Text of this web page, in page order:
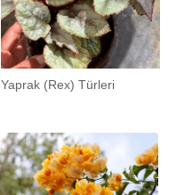
Yaprak (Rex) Türleri